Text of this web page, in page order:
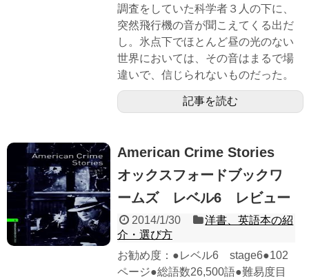
調査をしていた科学者３人の下に、
突然飛行機の音が聞こえてくる出だ
し。氷点下でほとんど昼の光のない
世界においては、その音はまるで場
違いで、信じられないものだった。
記事を読む
American Crime Stories
オックスフォードブックワ
ームズ レベル6 レビュー
2014/1/30
洋書、英語本の紹
介・選び方
お勧め度：●レベル6 stage6●102
ページ●総語数26,500語●難易度目